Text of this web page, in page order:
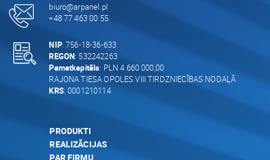
biuro@arpanel.pl
+48 77 463 00 55
NIP: 756-18-36-633
REGON: 532242263
Pamatkapitāls: PLN 4 660 000,00
RAJONA TIESA OPOLES VIII TIRDZNIECĪBAS NODAĻĀ
KRS: 0001210114
PRODUKTI
REALIZĀCIJAS
PAR FIRMU